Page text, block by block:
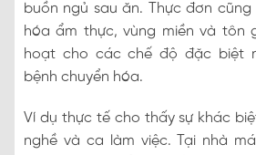
buồn ngủ sau ăn. Thực đơn
hóa ẩm thực, vùng miền và tôn
hoạt cho các chế độ đặc biệt
bệnh chuyển hóa.
Ví dụ thực tế cho thấy sự khác
nghề và ca làm việc. Tại nhà